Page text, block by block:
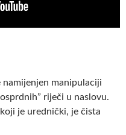
manipulaciji
riječi u naslovu.
je urednički, je čista